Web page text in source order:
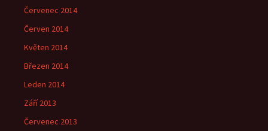
Červenec 2014
Červen 2014
Květen 2014
Březen 2014
Leden 2014
Září 2013
Červenec 2013